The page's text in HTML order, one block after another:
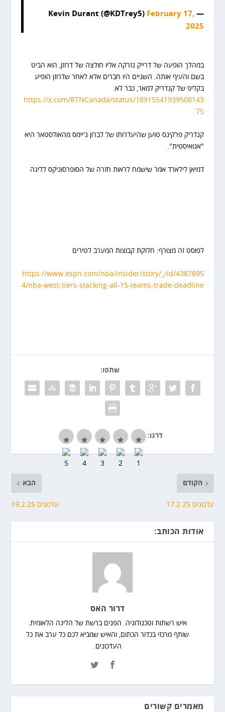
— Kevin Durant (@KDTrey5)
February 17,
2025
במהלך הופעה של דרייק נזרקה אליו חולצה של דרוזן, הוא הביט
בשם והעיף אותה. השניים היו חברים אלא לאחר שדרוזן הופיע
בקליפ של קנדריק למאר, כבר לא.
https://x.com/RTNCanada/status/18915541939508143
75
קנדריק פרקינס טוען שהיעדרותו של לברון ג'יימס מהאולסטאר היא
"אגואיסטית".
דמיאן לילארד אמר שישמח לראות חזרה של הסופרסוניקס לליגה
לפוסט זה מצורף: חלוקת קבוצות המערב לטירים
https://www.espn.com/nba/insider/story/_/id/4387895
4/nba-west-tiers-stacking-all-15-teams-trade-deadline
שתפו:
דרגו:
הקודם
עדכונים 17.2.25
הבא
עדכונים 19.2.25
אודות הכותב:
דרור האס
איש רשתות וטכנולוגיה. הפנים ברשת של הליגה הלאומית.
שותף מרכזי בכדור הכתום, והאיש שמביא לכם כל ערב את כל
העדכונים.
מאמרים קשורים